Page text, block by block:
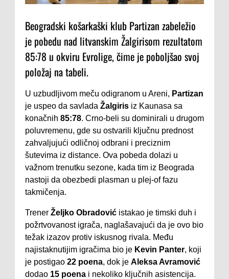
Beogradski košarkaški klub Partizan zabeležio
je pobedu nad litvanskim Žalgirisom rezultatom
85:78 u okviru Evrolige, čime je poboljšao svoj
položaj na tabeli.
U uzbudljivom meču odigranom u Areni, Partizan
je uspeo da savlada Žalgiris iz Kaunasa sa
konačnih 85:78. Crno-beli su dominirali u drugom
poluvremenu, gde su ostvarili ključnu prednost
zahvaljujući odličnoj odbrani i preciznim
šutevima iz distance. Ova pobeda dolazi u
važnom trenutku sezone, kada tim iz Beograda
nastoji da obezbedi plasman u plej-of fazu
takmičenja.
Trener Željko Obradović istakao je timski duh i
požrtvovanost igrača, naglašavajući da je ovo bio
težak izazov protiv iskusnog rivala. Među
najistaknutijim igračima bio je Kevin Panter, koji
je postigao 22 poena, dok je Aleksa Avramović
dodao 15 poena i nekoliko ključnih asistencija.